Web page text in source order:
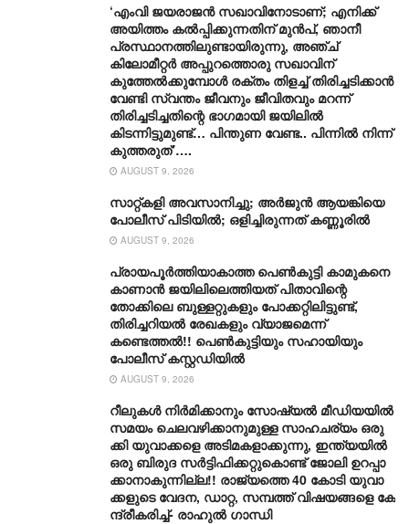
‘എംവി ജയരാജൻ സഖാവിനോടാണ്; എനിക്ക്
അയിത്തം കൽപ്പിക്കുന്നതിന് മുൻപ്, ഞാനീ
പ്രസ്ഥാനത്തിലുണ്ടായിരുന്നു, അഞ്ച്
കിലോമീറ്റർ അപ്പുറത്തൊരു സഖാവിന്
കുത്തേൽക്കുമ്പോൾ രക്തം തിളച്ച് തിരിച്ചടിക്കാൻ
വേണ്ടി സ്വന്തം ജീവനും ജീവിതവും മറന്ന്
തിരിച്ചടിച്ചതിന്റെ ഭാഗമായി ജയിലിൽ
കിടന്നിട്ടുമുണ്ട്… പിന്തുണ വേണ്ട.. പിന്നിൽ നിന്ന്
കുത്തരുത്’….
AUGUST 9, 2026
സാറ്റ്കളി അവസാനിച്ചു; അർജുൻ ആയങ്കിയെ
പോലീസ് പിടിയിൽ; ഒളിച്ചിരുന്നത് കണ്ണൂരിൽ
AUGUST 9, 2026
പ്രായപൂർത്തിയാകാത്ത പെൺകുട്ടി കാമുകനെ
കാണാൻ ജയിലിലെത്തിയത് പിതാവിന്റെ
തോക്കിലെ ബുള്ളറ്റുകളും പോക്കറ്റിലിട്ടുണ്ട്,
തിരിച്ചറിയൽ രേഖകളും വ്യാജമെന്ന്
കണ്ടെത്തൽ!! പെൺകുട്ടിയും സഹായിയും
പോലീസ് കസ്റ്റഡിയിൽ
AUGUST 9, 2026
റീ​ലു​ക​ൾ നി​ർ​മി​ക്കാ​നും സോ​ഷ്യ​ൽ മീ​ഡി​യ​യി​ൽ
സ​മ​യം ചെ​ല​വ​ഴി​ക്കാ​നു​മു​ള്ള സാ​ഹ​ച​ര്യം ഒ​രു​
ക്കി യുവാക്കളെ അ​ടി​മ​ക​ളാ​ക്കു​ന്നു, ഇ​ന്ത്യ​യി​ൽ
ഒ​രു ബി​രു​ദ സ​ർ​ട്ടി​ഫി​ക്ക​റ്റു​കൊ​ണ്ട് ജോ​ലി ഉ​റ​പ്പാ​
ക്കാ​നാ​കു​ന്നി​ല്ല!! രാ​ജ്യ​ത്തെ 40 കോ​ടി യു​വാ​
ക്ക​ളു​ടെ വേ​ദ​ന, ഡാ​റ്റ, സ​മ്പ​ത്ത് വി​ഷ​യ​ങ്ങ​ളെ കേ​
ന്ദ്രീ​ക​രി​ച്ച്- രാ​ഹുൽ ​ഗാന്ധി